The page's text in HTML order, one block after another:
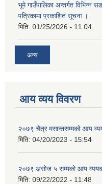
भूमे गाउँपालिका अन्तर्गत
पत्रिकामा प्रकाशित सूचना ।
मिति: 01/25/2026 - 11:04
अन्य
आय व्यय विवरण
२०७९ चैत्र मसान्तसम्मको आय
मिति: 04/20/2023 - 15:54
२०७९ असोज ५ सम्मको आय
मिति: 09/22/2022 - 11:48